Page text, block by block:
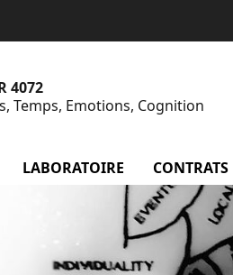
4072
Temps, Emotions, Cognition
LABORATOIRE menu
CONTRATS